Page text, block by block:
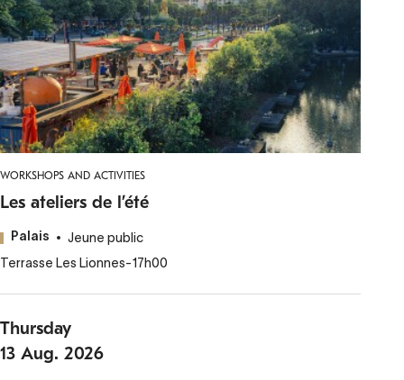
WORKSHOPS AND ACTIVITIES
Les ateliers de l’été
Palais
Jeune public
Terrasse Les Lionnes-17h00
Thursday
13 Aug. 2026